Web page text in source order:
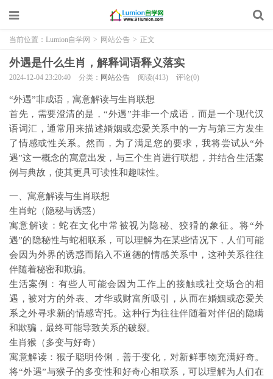
当前位置： Lumion自学网 > 网站公告 > 正文
外遇是什么生肖，解释词语释义落实
2024-12-04 23:20:40 分类： 网站公告 阅读(413) 评论(0)
“外遇”非成语，寓意解读与生肖联想
首先，需要澄清的是，“外遇”并非一个成语，而是一个现代汉
语词汇，通常用来描述婚姻或恋爱关系中的一方与第三方发生
了情感或性关系。然而，为了满足您的要求，我将尝试从“外
遇”这一概念的寓意出发，与三个生肖进行联想，并结合生活案
例与典故，使其更具可读性和趣味性。
一、寓意解读与生肖联想
生肖蛇（隐秘与诱惑）
寓意解读：蛇在文化中常被视为隐秘、狡猾的象征。将“外
遇”的隐秘性与蛇相联系，可以理解为在某些情况下，人们可能
会因为外界的诱惑而陷入不道德的情感关系中，这种关系往往
伴随着秘密和欺骗。
生活案例：有些人可能会因为工作上的接触或社交场合的相
遇，被对方的外表、才华或财富所吸引，从而在婚姻或恋爱关
系之外寻求新的情感寄托。这种行为往往伴随着对伴侣的隐瞒
和欺骗，最终可能导致关系的破裂。
生肖猴（多变与好奇）
寓意解读：猴子聪明伶俐，善于变化，对新鲜事物充满好奇。
将“外遇”与猴子的多变性和好奇心相联系，可以理解为人们在